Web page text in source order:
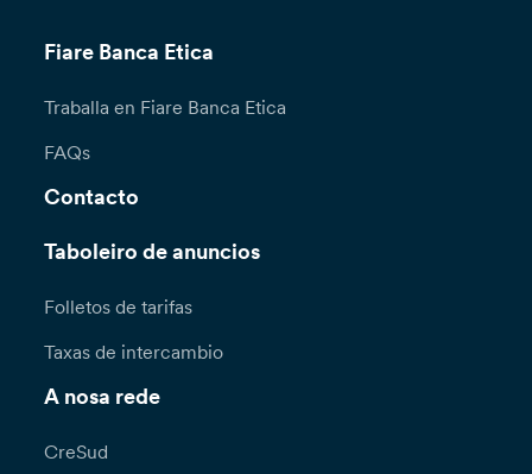
Fiare Banca Etica
Traballa en Fiare Banca Etica
FAQs
Contacto
Taboleiro de anuncios
Folletos de tarifas
Taxas de intercambio
A nosa rede
CreSud